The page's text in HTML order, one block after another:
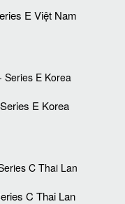
E Việt Nam
E Korea
C Thai Lan